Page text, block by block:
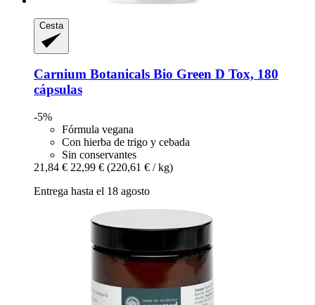
Cesta
Carnium Botanicals Bio Green D Tox, 180
cápsulas
-5%
Fórmula vegana
Con hierba de trigo y cebada
Sin conservantes
21,84 € 22,99 € (220,61 € / kg)
Entrega hasta el 18 agosto